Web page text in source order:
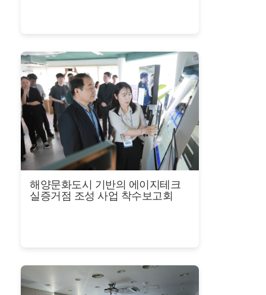
해양문화도시 기반의 에이지테크
실증거점 조성 사업 착수보고회